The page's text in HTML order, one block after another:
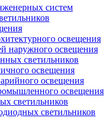
систем
освещения
наружного освещения
светильников
освещения
освещения
освещения
светильников
светильников